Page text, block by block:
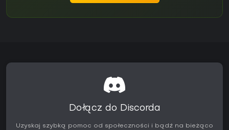
Dołącz do Discorda
Uzyskaj szybką pomoc od społeczności i bądź na bieżąco